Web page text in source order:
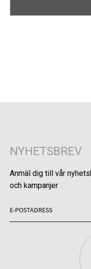
NYHETSBREV
Anmäl dig till vår
och kampanjer